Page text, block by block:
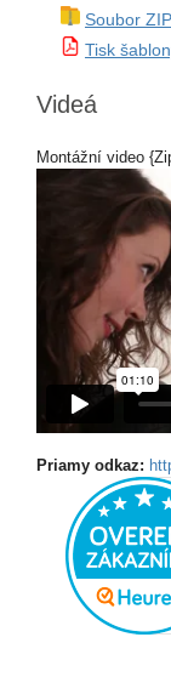
Soubor
Tisk
Videá
Montážní video
Priamy odkaz: